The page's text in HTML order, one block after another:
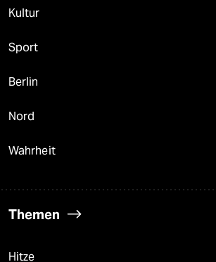
Kultur
Sport
Berlin
Nord
Wahrheit
Themen
Hitze